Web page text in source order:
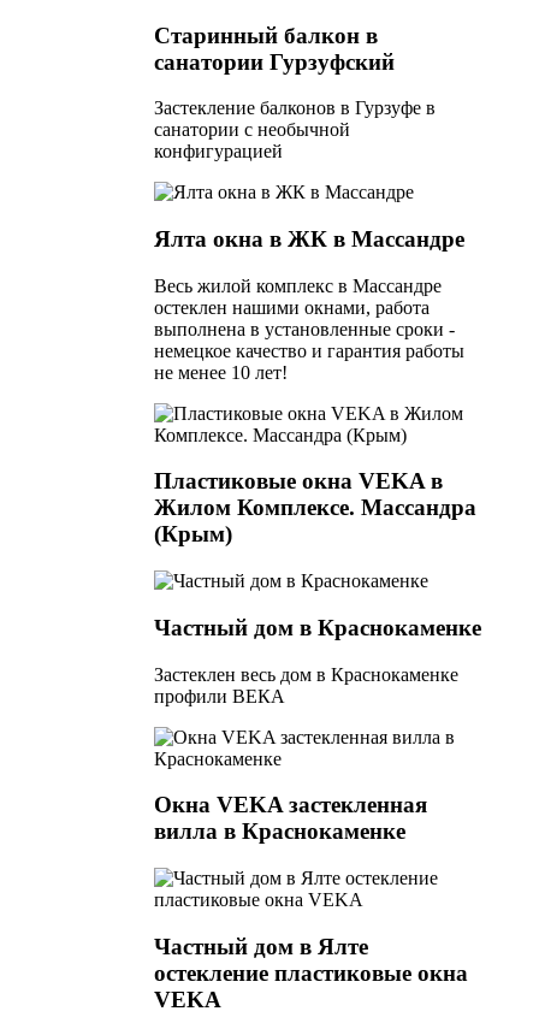
Старинный балкон в
санатории Гурзуфский
Застекление балконов в Гурзуфе в
санатории с необычной
конфигурацией
Ялта окна в ЖК в Массандре
Весь жилой комплекс в Массандре
остеклен нашими окнами, работа
выполнена в установленные сроки -
немецкое качество и гарантия работы
не менее 10 лет!
Пластиковые окна VEKA в
Жилом Комплексе. Массандра
(Крым)
Частный дом в Краснокаменке
Застеклен весь дом в Краснокаменке
профили ВЕКА
Окна VEKA застекленная
вилла в Краснокаменке
Частный дом в Ялте
остекление пластиковые окна
VEKA